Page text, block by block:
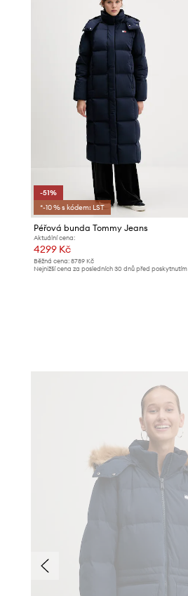
-51%
*-10 % s kódem: LST
Péřová bunda Tommy Jeans
Aktuální cena:
4299 Kč
Běžná cena: 8789 Kč
Nejnižší cena za posledních 30 dnů před poskytnutím